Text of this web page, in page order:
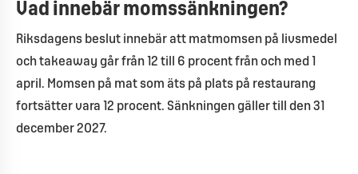
Vad innebär momssänkningen?
Riksdagens beslut innebär att matmomsen på livsmedel
och takeaway går från 12 till 6 procent från och med 1
april. Momsen på mat som äts på plats på restaurang
fortsätter vara 12 procent. Sänkningen gäller till den 31
december 2027.